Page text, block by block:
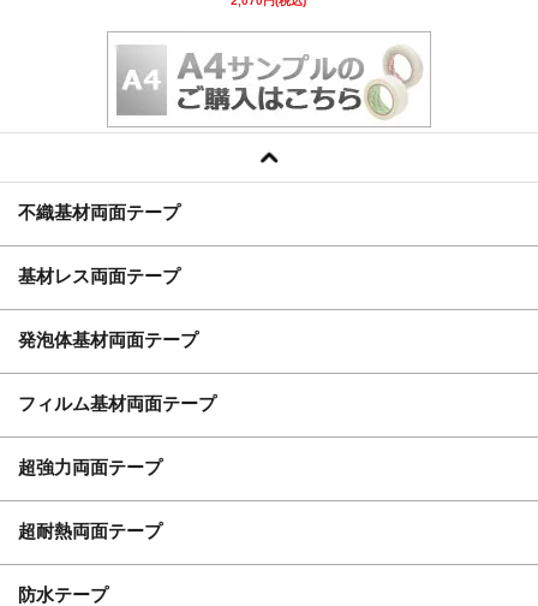
不織基材両面テープ
基材レス両面テープ
発泡体基材両面テープ
フィルム基材両面テープ
超強力両面テープ
超耐熱両面テープ
防水テープ